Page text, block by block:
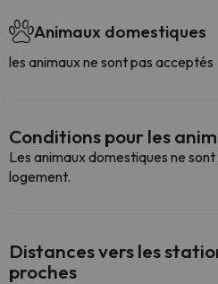
Animaux domestiques
les animaux ne sont pas acceptés
Conditions pour les
Les animaux domestiques ne
logement.
Distances vers les
proches